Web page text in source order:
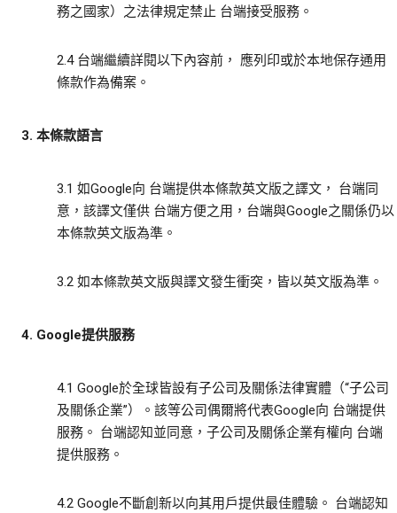
務之國家）之法律規定禁止 台端接受服務。
2.4 台端繼續詳閱以下內容前， 應列印或於本地保存通用
條款作為備案。
3. 本條款語言
3.1 如Google向 台端提供本條款英文版之譯文， 台端同
意，該譯文僅供 台端方便之用，台端與Google之關係仍以
本條款英文版為準。
3.2 如本條款英文版與譯文發生衝突，皆以英文版為準。
4. Google提供服務
4.1 Google於全球皆設有子公司及關係法律實體（“子公司
及關係企業”）。該等公司偶爾將代表Google向 台端提供
服務。 台端認知並同意，子公司及關係企業有權向 台端
提供服務。
4.2 Google不斷創新以向其用戶提供最佳體驗。 台端認知